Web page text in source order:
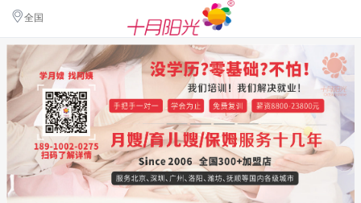
全国